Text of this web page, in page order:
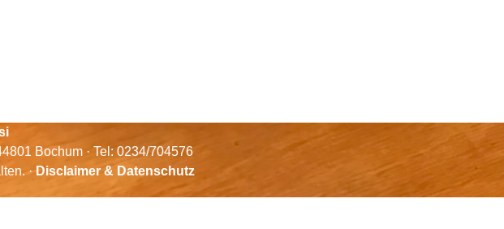
Bochum · Tel: 0234/704576
· Disclaimer & Datenschutz